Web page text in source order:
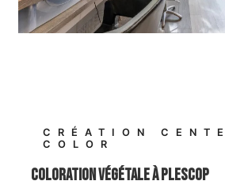
CRÉATION CENTER
COLOR
coloration végétale à Plescop